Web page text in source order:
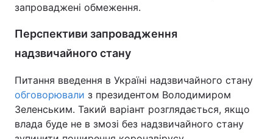
запроваджені обмеження.
Перспективи запровадження
надзвичайного стану
Питання введення в Україні надзвичайного стану
обговорювали з президентом Володимиром
Зеленським. Такий варіант розглядається, якщо
влада буде не в змозі без надзвичайного стану